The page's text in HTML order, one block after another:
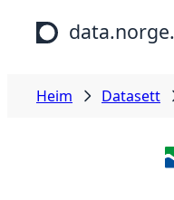
Hopp til hovudinnhald
Heim Datasett